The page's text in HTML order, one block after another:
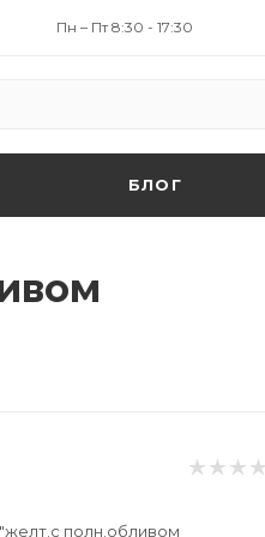
Пн – Пт 8:30 - 17:30
БЛОГ
полн.обливом